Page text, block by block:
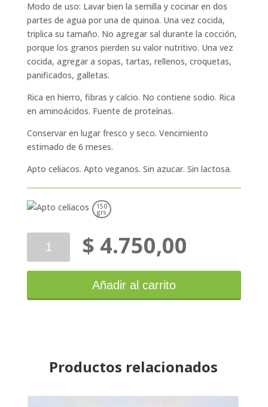
Modo de uso: Lavar bien la semilla y cocinar en dos
partes de agua por una de quinoa. Una vez cocida,
triplica su tamaño. No agregar sal durante la cocción,
porque los granos pierden su valor nutritivo. Una vez
cocida, agregar a sopas, tartas, rellenos, croquetas,
panificados, galletas.
Rica en hierro, fibras y calcio. No contiene sodio. Rica
en aminoácidos. Fuente de proteínas.
Conservar en lugar fresco y seco. Vencimiento
estimado de 6 meses.
Apto celiacos. Apto veganos. Sin azucar. Sin lactosa.
150
grs
$ 4.750,00
Añadir al carrito
Productos relacionados